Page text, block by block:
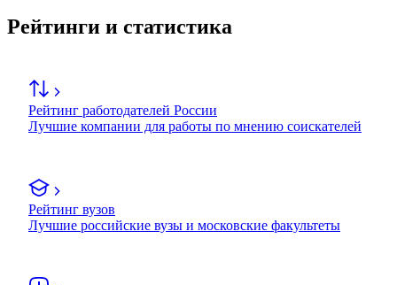
Рейтинги и статистика
Рейтинг работодателей России
Лучшие компании для работы по мнению соискателей
Рейтинг вузов
Лучшие российские вузы и московские факультеты